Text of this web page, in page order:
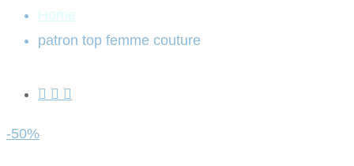
Home
patron top femme couture
-50%